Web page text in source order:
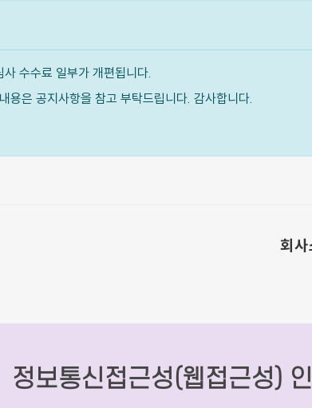
수수료 일부가 개편됩니다.
은 공지사항을 참고 부탁드립니다. 감사합니다.
회사
정보통신접근성(웹접근성)